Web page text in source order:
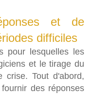
et de
difficiles
pour lesquelles les
et le tirage du
crise. Tout d'abord,
des réponses